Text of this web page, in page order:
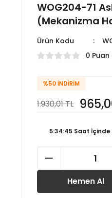
WOG204-71
(Mekanizma
Ürün Kodu
0
%50İNDIRIM
1.930,01 TL
5:34:44 Saat İçinde
Hemen Al